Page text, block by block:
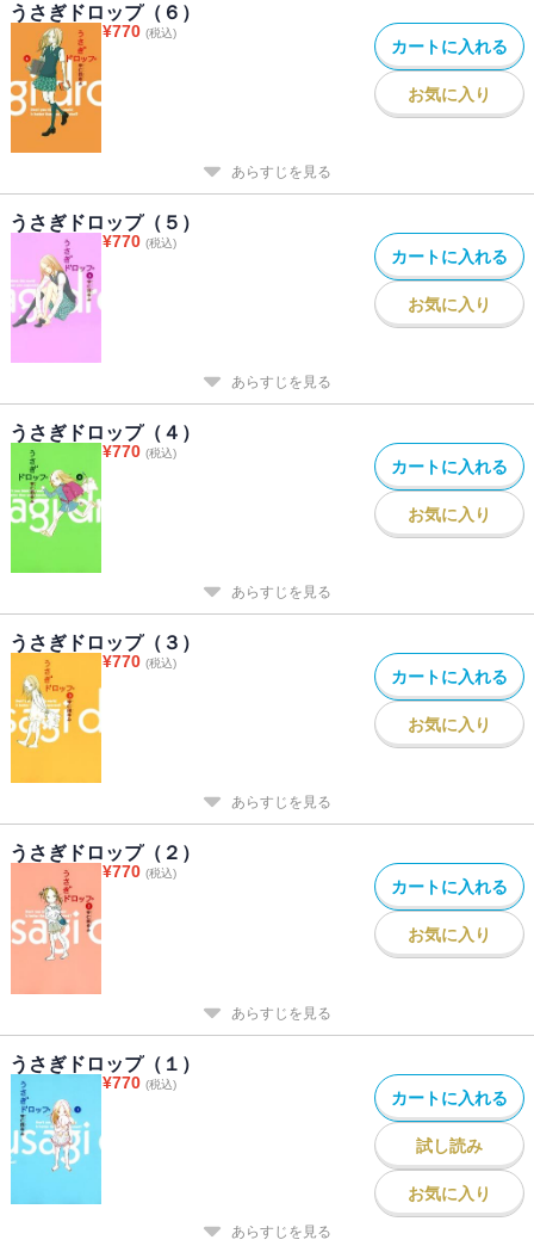
うさぎドロップ（６）
¥770 (税込)
カートに入れる
お気に入り
あらすじを見る
うさぎドロップ（５）
¥770 (税込)
カートに入れる
お気に入り
あらすじを見る
うさぎドロップ（４）
¥770 (税込)
カートに入れる
お気に入り
あらすじを見る
うさぎドロップ（３）
¥770 (税込)
カートに入れる
お気に入り
あらすじを見る
うさぎドロップ（２）
¥770 (税込)
カートに入れる
お気に入り
あらすじを見る
うさぎドロップ（１）
¥770 (税込)
カートに入れる
試し読み
お気に入り
あらすじを見る